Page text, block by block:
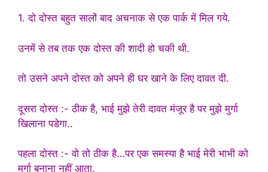
1. दो दोस्त बहुत सालों बाद अचनाक से एक पार्क में मिल गये.
उनमें से तब तक एक दोस्त की शादी हो चकी थी.
तो उसने अपने दोस्त को अपने ही घर खाने के लिए दावत दी.
दूसरा दोस्त :- ठीक है, भाई मुझे तेरी दावत मंजूर है पर मुझे मुर्गा
खिलाना पडेगा..
पहला दोस्त :- वो तो ठीक है…पर एक समस्या है भाई मेरी भाभी को
मुर्गा बनाना नहीं आता.